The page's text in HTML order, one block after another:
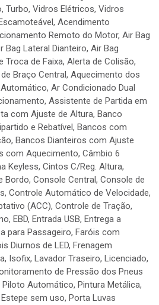
Turbo, Vidros Elétricos, Vidros
Acendimento
Remoto do Motor, Air Bag
Bag Lateral Dianteiro, Air Bag
de Faixa, Alerta de Colisão,
Braço Central, Aquecimento dos
Ar Condicionado Dual
Assistente de Partida em
com Ajuste de Altura, Banco
e Rebatível, Bancos com
Bancos Dianteiros com Ajuste
com Aquecimento, Câmbio 6
Keyless, Cintos C/Reg. Altura,
Console Central, Console de
Controle Automático de Velocidade,
(ACC), Controle de Tração,
EBD, Entrada USB, Entrega a
para Passageiro, Faróis com
Diurnos de LED, Frenagem
Isofix, Lavador Traseiro, Licenciado,
de Pressão dos Pneus
Piloto Automático, Pintura Metálica,
sem uso, Porta Luvas